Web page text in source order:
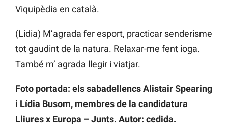
Viquipèdia en català.
(Lidia) M’agrada fer esport, practicar senderisme
tot gaudint de la natura. Relaxar-me fent ioga.
També m’ agrada llegir i viatjar.
Foto portada: els sabadellencs Alistair Spearing
i Lídia Busom, membres de la candidatura
Lliures x Europa – Junts. Autor: cedida.